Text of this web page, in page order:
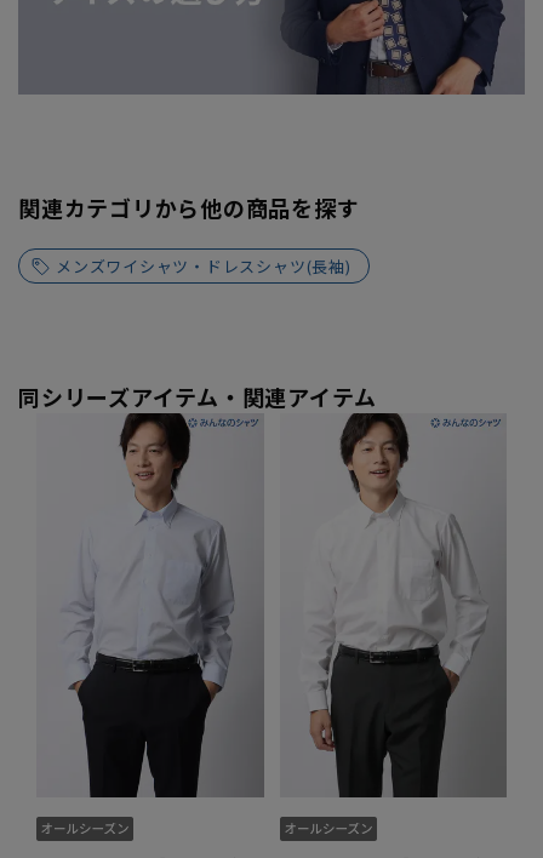
関連カテゴリから他の商品を探す
メンズワイシャツ・ドレスシャツ(長袖)
同シリーズアイテム・関連アイテム